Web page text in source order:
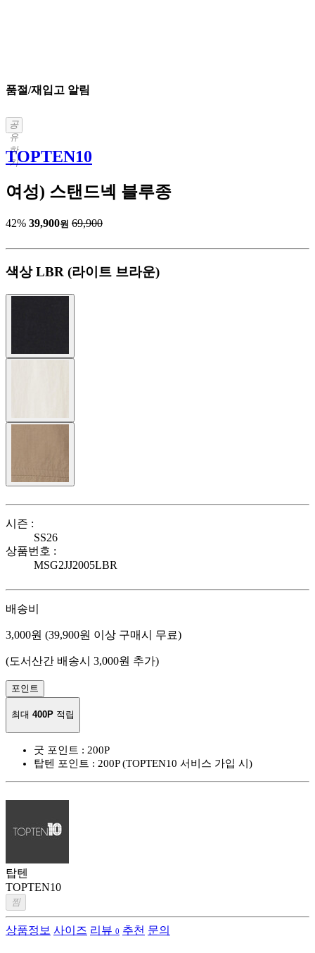
품절/재입고 알림
공
유
하
기
TOPTEN10
여성) 스탠드넥 블루종
42% 39,900원 69,900
색상 LBR (라이트 브라운)
시즌 :
SS26
상품번호 :
MSG2JJ2005LBR
배송비
3,000원 (39,900원 이상 구매시 무료)
(도서산간 배송시 3,000원 추가)
포인트
최대 400P 적립
굿 포인트 : 200P
탑텐 포인트 : 200P(TOPTEN10 서비스 가입 시)
탑텐
TOPTEN10
찜
상품정보 사이즈 리뷰 0 추천 문의